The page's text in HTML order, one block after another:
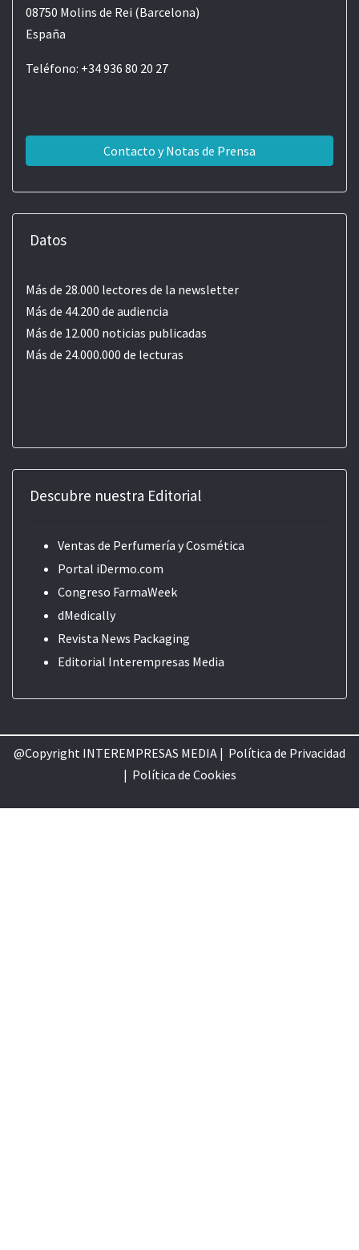
08750 Molins de Rei (Barcelona)
España
Teléfono: +34 936 80 20 27
Contacto y Notas de Prensa
Datos
Más de 28.000 lectores de la newsletter
Más de 44.200 de audiencia
Más de 12.000 noticias publicadas
Más de 24.000.000 de lecturas
Descubre nuestra Editorial
Ventas de Perfumería y Cosmética
Portal iDermo.com
Congreso FarmaWeek
dMedically
Revista News Packaging
Editorial Interempresas Media
@Copyright INTEREMPRESAS MEDIA | Política de Privacidad
| Política de Cookies